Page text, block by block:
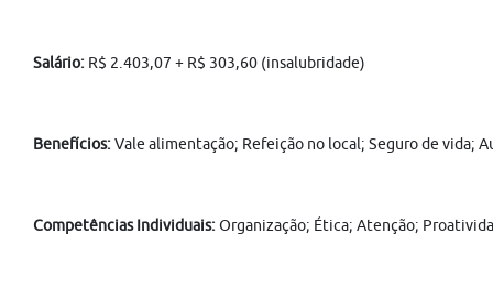
Salário: R$ 2.403,07 + R$ 303,60 (insalubridade)
Benefícios:Vale alimentação; Refeição no local; Seguro de vida;
Competências Individuais:Organização; Ética; Atenção;